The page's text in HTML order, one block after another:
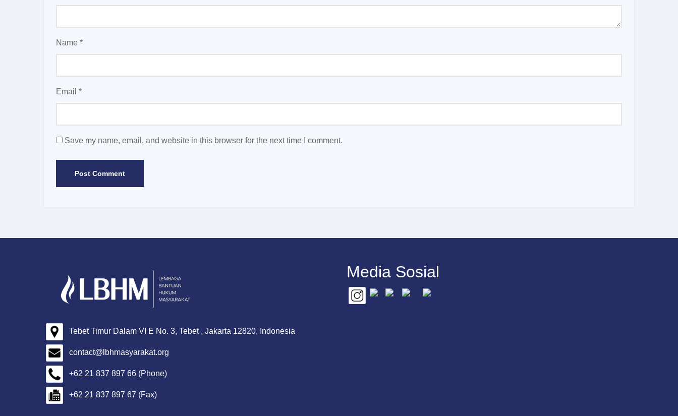
Name *
Email *
Save my name, email, and website in this browser for the next time I comment.
Tebet Timur Dalam VI E No. 3, Tebet , Jakarta 12820, Indonesia
contact@lbhmasyarakat.org
+62 21 837 897 66 (Phone)
+62 21 837 897 67 (Fax)
Media Sosial